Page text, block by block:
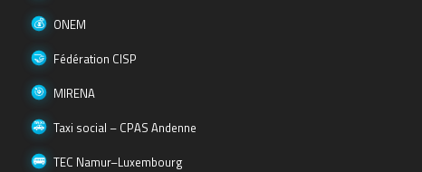
ONEM
Fédération CISP
MIRENA
Taxi social – CPAS Andenne
TEC Namur–Luxembourg